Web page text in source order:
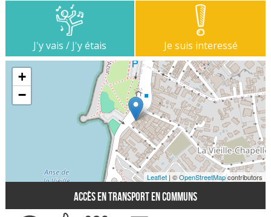
J'y vais / J'y étais Je suis interessé
+
−
Leaflet | ©OpenStreetMapcontributors
Accès en transport en communs